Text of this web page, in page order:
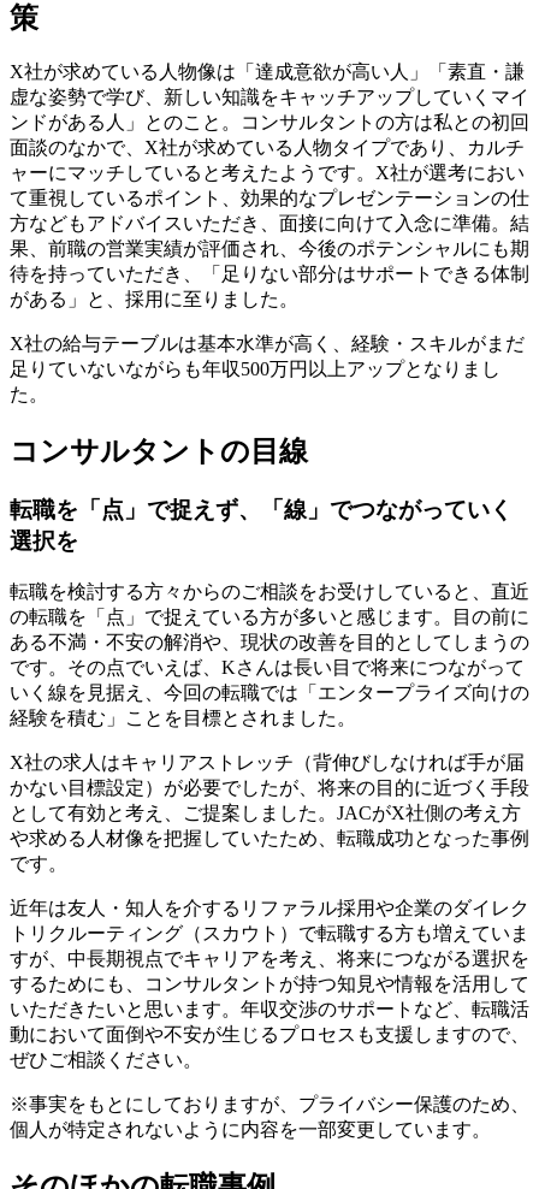
策
X社が求めている人物像は「達成意欲が高い人」「素直・謙
虚な姿勢で学び、新しい知識をキャッチアップしていくマイ
ンドがある人」とのこと。コンサルタントの方は私との初回
面談のなかで、X社が求めている人物タイプであり、カルチ
ャーにマッチしていると考えたようです。X社が選考におい
て重視しているポイント、効果的なプレゼンテーションの仕
方などもアドバイスいただき、面接に向けて入念に準備。結
果、前職の営業実績が評価され、今後のポテンシャルにも期
待を持っていただき、「足りない部分はサポートできる体制
がある」と、採用に至りました。
X社の給与テーブルは基本水準が高く、経験・スキルがまだ
足りていないながらも年収500万円以上アップとなりまし
た。
コンサルタントの目線
転職を「点」で捉えず、「線」でつながっていく
選択を
転職を検討する方々からのご相談をお受けしていると、直近
の転職を「点」で捉えている方が多いと感じます。目の前に
ある不満・不安の解消や、現状の改善を目的としてしまうの
です。その点でいえば、Kさんは長い目で将来につながって
いく線を見据え、今回の転職では「エンタープライズ向けの
経験を積む」ことを目標とされました。
X社の求人はキャリアストレッチ（背伸びしなければ手が届
かない目標設定）が必要でしたが、将来の目的に近づく手段
として有効と考え、ご提案しました。JACがX社側の考え方
や求める人材像を把握していたため、転職成功となった事例
です。
近年は友人・知人を介するリファラル採用や企業のダイレク
トリクルーティング（スカウト）で転職する方も増えていま
すが、中長期視点でキャリアを考え、将来につながる選択を
するためにも、コンサルタントが持つ知見や情報を活用して
いただきたいと思います。年収交渉のサポートなど、転職活
動において面倒や不安が生じるプロセスも支援しますので、
ぜひご相談ください。
※事実をもとにしておりますが、プライバシー保護のため、
個人が特定されないように内容を一部変更しています。